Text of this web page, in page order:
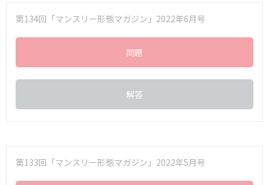
第134回「マンスリー形態マガジン」2022年6月号
問題
解答
第133回「マンスリー形態マガジン」2022年5月号